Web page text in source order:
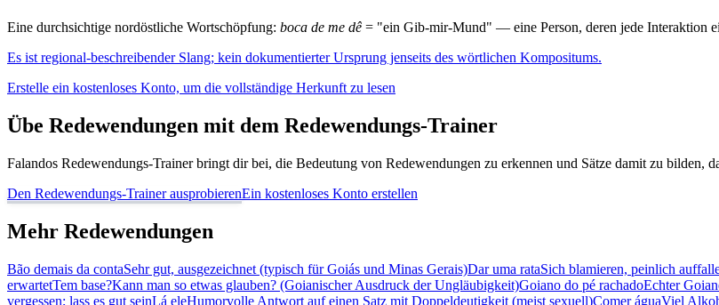
Eine durchsichtige nordöstliche Wortschöpfung: boca de me dê = "ein Gib-mir-Mund" — eine Person, deren jede Interaktion
Es ist regional-beschreibender Slang; kein dokumentierter Ursprung jenseits des wörtlichen Kompositums.
Erstelle ein kostenloses Konto, um die vollständige Herkunft zu lesen
Übe Redewendungen mit dem Redewendungs-Trainer
Falandos Redewendungs-Trainer bringt dir bei, die Bedeutung von Redewendungen zu erkennen und Sätze damit zu bilden,
Den Redewendungs-Trainer ausprobierenEin kostenloses Konto erstellen
Mehr Redewendungen
Bão demais da contaSehr gut, ausgezeichnet (typisch für Goiás und Minas Gerais)Dar uma rataSich blamieren, peinlich
erwartetTem base?Kann man so etwas glauben? (Goianischer Ausdruck der Ungläubigkeit)Goiano do pé rachadoEchter
vergessen; lass es gut seinLá eleHumorvolle Antwort auf einen Satz mit Doppeldeutigkeit (meist sexuell)Comer águaViel